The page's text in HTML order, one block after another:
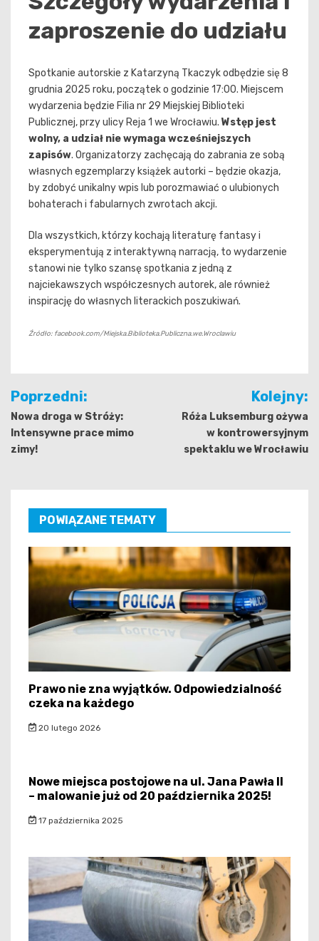
zaproszenie do udziału
Spotkanie autorskie z Katarzyną Tkaczyk odbędzie się 8
grudnia 2025 roku, początek o godzinie 17:00. Miejscem
wydarzenia będzie Filia nr 29 Miejskiej Biblioteki
Publicznej, przy ulicy Reja 1 we Wrocławiu. Wstęp jest
wolny, a udział nie wymaga wcześniejszych
zapisów. Organizatorzy zachęcają do zabrania ze sobą
własnych egzemplarzy książek autorki – będzie okazja,
by zdobyć unikalny wpis lub porozmawiać o ulubionych
bohaterach i fabularnych zwrotach akcji.
Dla wszystkich, którzy kochają literaturę fantasy i
eksperymentują z interaktywną narracją, to wydarzenie
stanowi nie tylko szansę spotkania z jedną z
najciekawszych współczesnych autorek, ale również
inspirację do własnych literackich poszukiwań.
Źródło: facebook.com/Miejska.Biblioteka.Publiczna.we.Wroclawiu
Nawigacja
wpisu
Poprzedni:
Nowa droga w Stróży:
Intensywne prace mimo
zimy!
Kolejny:
Róża Luksemburg ożywa
w kontrowersyjnym
spektaklu we Wrocławiu
POWIĄZANE TEMATY
Prawo nie zna wyjątków. Odpowiedzialność
czeka na każdego
20 lutego 2026
Nowe miejsca postojowe na ul. Jana Pawła II
– malowanie już od 20 października 2025!
17 października 2025